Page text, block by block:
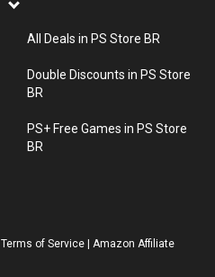
All Deals in PS Store BR
Double Discounts in PS Store
BR
PS+ Free Games in PS Store
BR
Terms of Service
Amazon Affiliate